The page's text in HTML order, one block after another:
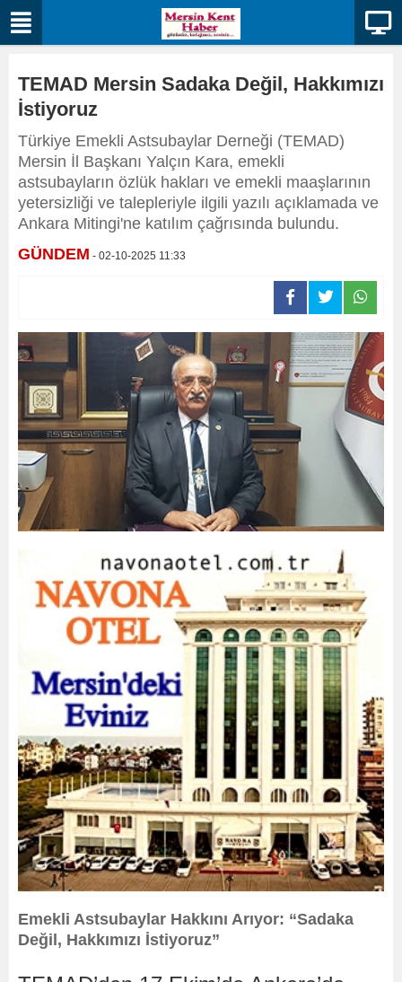
TEMAD Mersin Sadaka Değil, Hakkımızı
İstiyoruz
Türkiye Emekli Astsubaylar Derneği (TEMAD)
Mersin İl Başkanı Yalçın Kara, emekli
astsubayların özlük hakları ve emekli maaşlarının
yetersizliği ve talepleriyle ilgili yazılı açıklamada ve
Ankara Mitingi'ne katılım çağrısında bulundu.
GÜNDEM - 02-10-2025 11:33
Emekli Astsubaylar Hakkını Arıyor: “Sadaka
Değil, Hakkımızı İstiyoruz”